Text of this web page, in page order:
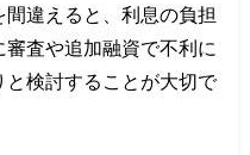
違えると、利息の負担
査や追加融資で不利に
検討することが大切で